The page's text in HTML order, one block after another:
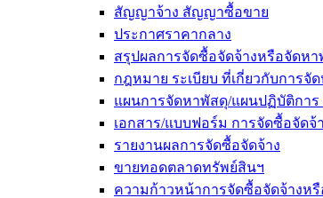
สัญญาจ้าง สัญญาซื้อขาย
ประกาศราคากลาง
สรุปผลการจัดซื้อจัดจ้างหรือจัดห
กฎหมาย ระเบียบ ที่เกี่ยวกับการจั
แผนการจัดหาพัสดุ/แผนปฏิบัติการ
เอกสาร/แบบฟอร์ม การจัดซื้อจัดจ้
รายงานผลการจัดซื้อจัดจ้าง
ขายทอดตลาดทรัพย์สินฯ
ความก้าวหน้าการจัดซื้อจัดจ้างห